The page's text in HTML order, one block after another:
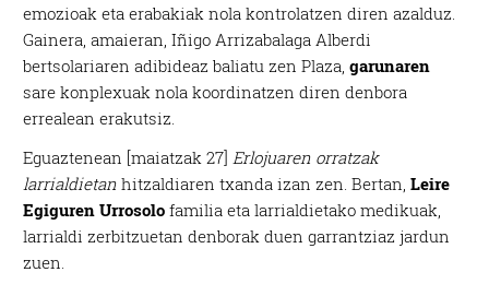
emozioak eta erabakiak nola kontrolatzen diren azalduz.
Gainera, amaieran, Iñigo Arrizabalaga Alberdi
bertsolariaren adibideaz baliatu zen Plaza,garunaren
sare konplexuak nola koordinatzen diren denbora
errealean erakutsiz.
Eguaztenean [maiatzak 27]Erlojuaren orratzak
larrialdietan hitzaldiaren txanda izan zen. Bertan,Leire
Egiguren Urrosolo familia eta larrialdietako medikuak,
larrialdi zerbitzuetan denborak duen garrantziaz jardun
zuen.